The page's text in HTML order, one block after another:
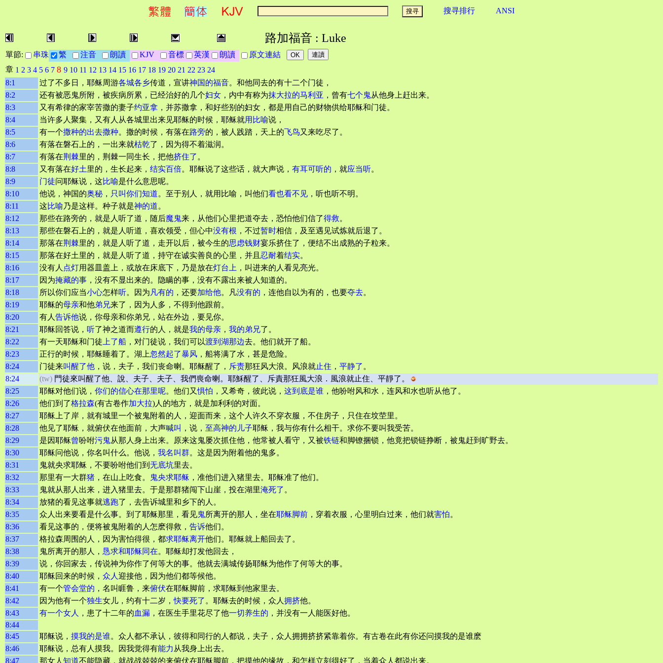
搜寻排行 ANSI
路加福音 : Luke
單節: 串珠 繁 注音 朗讀 KJV 音標 英漢 朗讀
原文連結
章 1 2 3 4 5 6 7 8 9 10 11 12 13 14 15 16 17 18 19 20 21 22 23 24
8:1
过了不多日，耶稣周游各城各乡传道，宣讲神国的福音。和他同去的有十二个门徒，
8:2
还有被恶鬼所附，被疾病所累，已经治好的几个妇女 ，内中有称为抹大拉的马利亚 ，曾有七个鬼从他身上赶出来。
8:3
又有希律的家宰苦撒的妻子约亚拿 ，并苏撒拿，和好些别的妇女，都是用自己的财物供给耶稣和门徒。
8:4
当许多人聚集，又有人从各城里出来见耶稣的时候，耶稣就用比喻说，
8:5
有一个撒种的出去撒种。撒的时候，有落在路旁的，被人践踏，天上的飞鸟又来吃尽了。
8:6
有落在磐石上的，一出来就枯乾了，因为得不着滋润。
8:7
有落在荆棘里的，荆棘一同生长，把他挤住了 。
8:8
又有落在好土里的，生长起来， 结实百倍。耶稣说了这些话，就大声说， 有耳可听的 ，就应当听。
8:9
门徒问耶稣说，这比喻是什么意思呢。
8:10
他说，神国的奥秘 ， 只叫你们知道。至于别人，就用比喻，叫他们看也看不见 ，听也听不明。
8:11
这比喻乃是这样。种子就是神的道。
8:12
那些在路旁的，就是人听了道，随后魔鬼来，从他们心里把道夺去，恐怕他们信了得救。
8:13
那些在磐石上的，就是人听道，喜欢领受，但心中没有根 ，不过暂时相信，及至遇见试炼就后退了。
8:14
那落在荆棘里的，就是人听了道，走开以后，被今生的思虑钱财宴乐挤住了，便结不出成熟的子粒来。
8:15
那落在好土里的，就是人听了道，持守在诚实善良的心里，并且 忍耐着结实。
8:16
没有人 点灯用器皿盖上，或放在床底下，乃是放在灯台上 ，叫进来的人看见亮光。
8:17
因为掩藏的事 ，没有不显出来的。隐瞒的事，没有不露出来被人知道的。
8:18
所以你们应当小心怎样听。因为 凡有的 ，还要加给他。凡没有的 ，连他自以为有的，也要夺去。
8:19
耶稣的母亲和他弟兄来了，因为人多，不得到他跟前。
8:20
有人 告诉他说，你母亲和你弟兄，站在外边，要见你。
8:21
耶稣回答说， 听了神之道而遵行的人，就是我的母亲 ， 我的弟兄了。
8:22
有一天耶稣和门徒 上了船 ，对门徒说，我们可以渡到湖那边去。他们就开了船。
8:23
正行的时候，耶稣睡着了。湖上忽然起了暴风 ，船将满了水，甚是危险。
8:24
门徒来叫醒了他 ，说，夫子，我们丧命喇。耶稣醒了， 斥责那狂风大浪。风浪就止住 ， 平静了 。
8:24
(tw) 門徒來叫醒了他、說、夫子、夫子、我們喪命喇。耶穌醒了、斥責那狂風大浪．風浪就止住、平靜了。
8:25
耶稣对他们说， 你们的信心在那里呢。他们又惧怕 ，又希奇，彼此说， 这到底是谁 ，他吩咐风和水，连风和水也听从他了。
8:26
他们到了格拉森(有古卷作加大拉)人的地方，就是加利利的对面。
8:27
耶稣上了岸，就有城里一个被鬼附着的人，迎面而来，这个人许久不穿衣服，不住房子，只住在坟茔里。
8:28
他见了耶稣，就俯伏在他面前，大声喊叫 ，说， 至高神的儿子耶稣，我与你有什么相干。求你不要叫我受苦。
8:29
是因耶稣曾吩咐污鬼从那人身上出来。原来这鬼屡次抓住他，他常被人看守，又被铁链和脚镣捆锁，他竟把锁链挣断，被鬼赶到旷野去。
8:30
耶稣问他说，你名叫什么。他说， 我名叫群。这是因为附着他的鬼多。
8:31
鬼就央求耶稣，不要吩咐他们到 无底坑里去。
8:32
那里有一大群猪 ，在山上吃食。 鬼央求耶稣 ，准他们进入猪里去。耶稣准了他们。
8:33
鬼就从那人出来，进入猪里去。于是那群猪闯下山崖，投在湖里淹死了 。
8:34
放猪的看见这事就逃跑了，去告诉城里和乡下的人。
8:35
众人出来要看是什么事。到了耶稣那里，看见鬼所离开的那人，坐在耶稣脚前 ，穿着衣服，心里明白过来，他们就害怕。
8:36
看见这事的，便将被鬼附着的人怎麽得救， 告诉他们。
8:37
格拉森周围的人，因为害怕得很，都求耶稣离开他们。耶稣就上船回去了。
8:38
鬼所离开的那人， 恳求和耶稣同在。耶稣却打发他回去，
8:39
说，你回家去，传说神为你作了何等大的事。他就去满城传扬耶稣为他作了何等大的事。
8:40
耶稣回来的时候， 众人 迎接他，因为他们都等候他。
8:41
有一个管会堂的 ，名叫睚鲁，来俯伏在耶稣脚前，求耶稣到他家里去。
8:42
因为他有一个独生女儿，约有十二岁，快要死了 。耶稣去的时候，众人 拥挤他。
8:43
有一个女人 ，患了十二年的血漏 ，在医生手里花尽了他一切养生的 ，并没有一人能医好他。
8:44
8:45
耶稣说， 摸我的是谁。众人都不承认，彼得和同行的人都说，夫子，众人拥拥挤挤紧靠着你。有古卷在此有你还问摸我的是谁麽
8:46
耶稣说，总有人摸我。因我觉得有能力 从我身上出去。
8:47
那女人 知道不能隐藏，就战战兢兢的来俯伏在耶稣脚前，把摸他的缘故，和怎样立刻得好了，当着众人都说出来。